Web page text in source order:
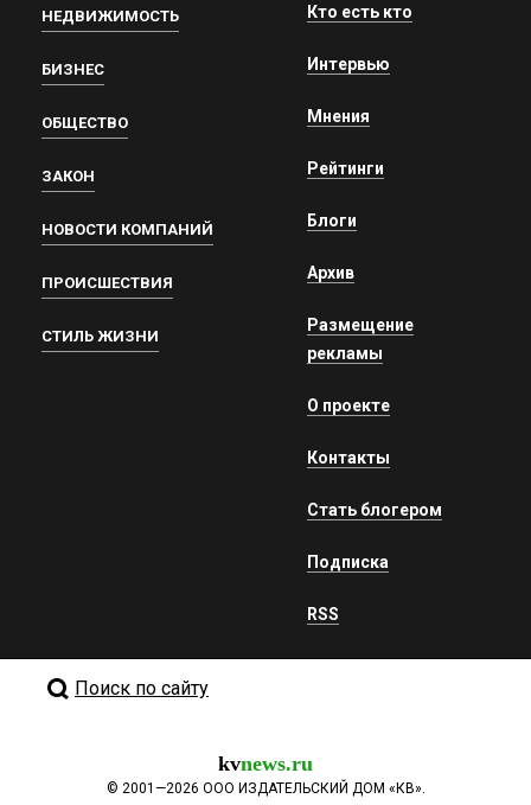
НЕДВИЖИМОСТЬ
БИЗНЕС
ОБЩЕСТВО
ЗАКОН
НОВОСТИ КОМПАНИЙ
ПРОИСШЕСТВИЯ
СТИЛЬ ЖИЗНИ
Кто есть кто
Интервью
Мнения
Рейтинги
Блоги
Архив
Размещение
рекламы
О проекте
Контакты
Стать блогером
Подписка
RSS
Поиск по сайту
kvnews.ru
© 2001—2026 ООО ИЗДАТЕЛЬСКИЙ ДОМ «КВ».